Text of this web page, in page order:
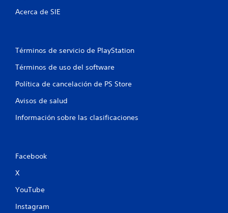
Acerca de SIE
Términos de servicio de PlayStation
Términos de uso del software
Política de cancelación de PS Store
Avisos de salud
Información sobre las clasificaciones
Facebook
X
YouTube
Instagram